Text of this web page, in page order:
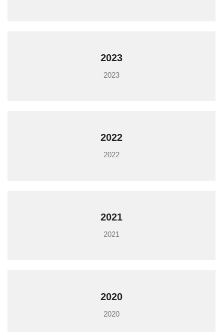
2023
2023
2022
2022
2021
2021
2020
2020